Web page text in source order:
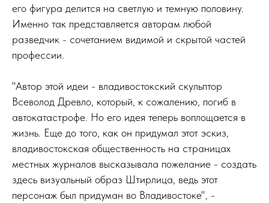
его фигура делится на светлую и темную половину.
Именно так представляется авторам любой
разведчик - сочетанием видимой и скрытой частей
профессии.
"Автор этой идеи - владивостокский скульптор
Всеволод Древло, который, к сожалению, погиб в
автокатастрофе. Но его идея теперь воплощается в
жизнь. Еще до того, как он придумал этот эскиз,
владивостокская общественность на страницах
местных журналов высказывала пожелание - создать
здесь визуальный образ Штирлица, ведь этот
персонаж был придуман во Владивостоке", -